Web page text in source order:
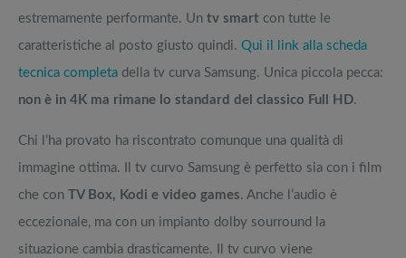
estremamente performante. Un tv smart con tutte le
caratteristiche al posto giusto quindi. Qui il link alla scheda
tecnica completa della tv curva Samsung. Unica piccola pecca:
non è in 4K ma rimane lo standard del classico Full HD.
Chi l’ha provato ha riscontrato comunque una qualità di
immagine ottima. Il tv curvo Samsung è perfetto sia con i film
che con TV Box, Kodi e video games. Anche l’audio è
eccezionale, ma con un impianto dolby sourround la
situazione cambia drasticamente. Il tv curvo viene